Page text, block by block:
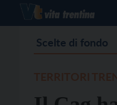
Scelte di fondo